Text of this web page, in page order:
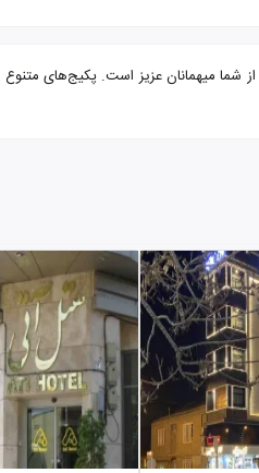
بوفه و پرسنلی مجرب آماده پذیرایی از شما میهمانان